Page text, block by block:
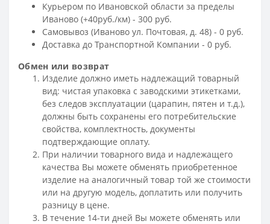
Курьером по Ивановской области за пределы
Иваново (+40руб./км) - 300 руб.
Самовывоз (Иваново ул. Почтовая, д. 48) - 0 руб.
Доставка до Транспортной Компании - 0 руб.
Обмен или возврат
Изделие должно иметь надлежащий товарный
вид: чистая упаковка с заводскими этикетками,
без следов эксплуатации (царапин, пятен и т.д.),
должны быть сохранены его потребительские
свойства, комплектность, документы
подтверждающие оплату.
При наличии товарного вида и надлежащего
качества Вы можете обменять приобретенное
изделие на аналогичный товар той же стоимости
или на другую модель, доплатить или получить
разницу в цене.
В течение 14-ти дней Вы можете обменять или